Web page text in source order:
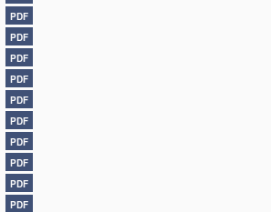
PDF
PDF
PDF
PDF
PDF
PDF
PDF
PDF
PDF
PDF